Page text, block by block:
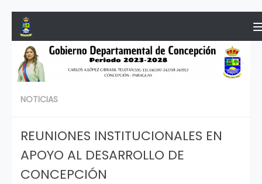
Saltar al contenido
NOTICIAS
REUNIONES INSTITUCIONALES EN
APOYO AL DESARROLLO DE
CONCEPCIÓN